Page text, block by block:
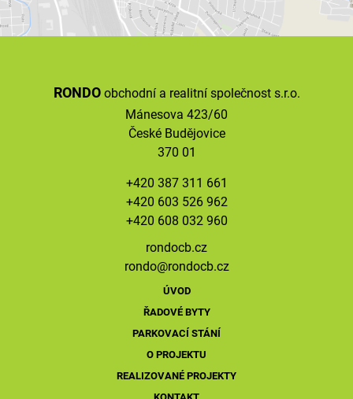
RONDOobchodní a realitní společnost s.r.o.
Mánesova 423/60
České Budějovice
370 01
+420 387 311 661
+420 603 526 962
+420 608 032 960
rondocb.cz
rondo@rondocb.cz
ÚVOD
ŘADOVÉ BYTY
PARKOVACÍ STÁNÍ
O PROJEKTU
REALIZOVANÉ PROJEKTY